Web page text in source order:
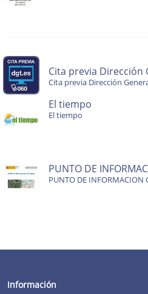
Cita previa Dirección
Cita previa Dirección
El tiempo
El tiempo
PUNTO DE
PUNTO DE INFORMACION
Información